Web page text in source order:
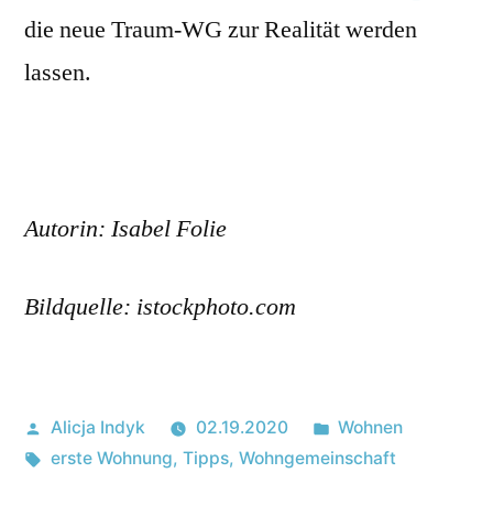
die neue Traum-WG zur Realität werden
lassen.
Autorin: Isabel Folie
Bildquelle: istockphoto.com
Posted
by
Alicja Indyk 02.19.2020
Posted
in
Wohnen
Tags:
erste Wohnung, Tipps, Wohngemeinschaft